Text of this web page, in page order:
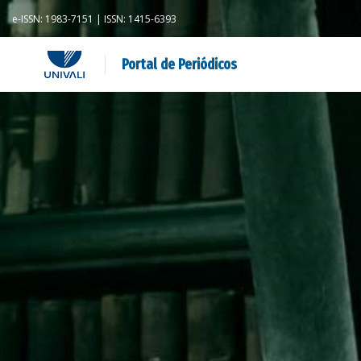
e-ISSN: 1983-7151 | ISSN: 1415-6393
Portal de Periódicos